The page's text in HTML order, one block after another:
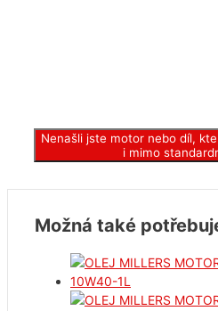
Nenašli jste motor nebo díl,
i mimo
Možná také